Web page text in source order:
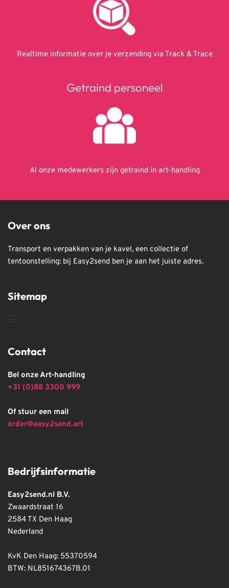
Realtime informatie over je verzending via Track & Trace
Getraind personeel
Al onze medewerkers zijn getraind in art-handling
Over ons
Transport en verpakken van je kavel, een collectie of
tentoonstelling: bij Easy2send ben je aan het juiste adres.
Sitemap
Contact
Bel onze Art-handling
+31 (0)88 3300 999
Of stuur een mail
order@easy2send.art
Bedrijfsinformatie
Easy2send.nl B.V.
Zwaardstraat 16
2584 TX Den Haag
Nederland
KvK Den Haag: 55370594
BTW: NL851674367B.01